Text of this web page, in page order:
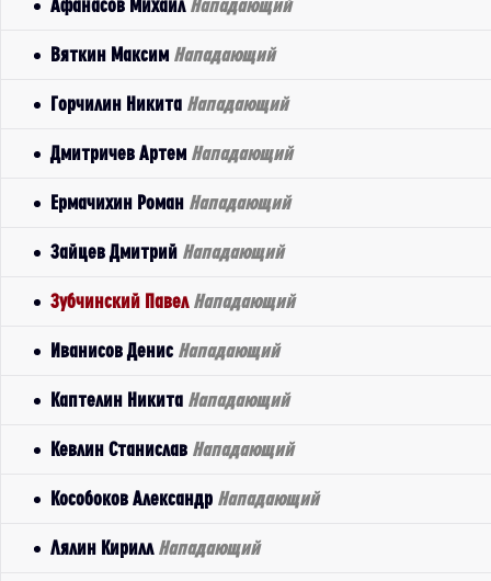
Афанасов Михаил Нападающий
Вяткин Максим Нападающий
Горчилин Никита Нападающий
Дмитричев Артем Нападающий
Ермачихин Роман Нападающий
Зайцев Дмитрий Нападающий
Зубчинский Павел Нападающий
Иванисов Денис Нападающий
Каптелин Никита Нападающий
Кевлин Станислав Нападающий
Кособоков Александр Нападающий
Лялин Кирилл Нападающий